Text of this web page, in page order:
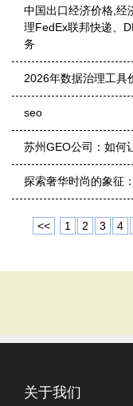
中国出口经济价格,经
理FedEx联邦快递、
务
2026年数据治理工具
seo
苏州GEO公司：如何
探索奢华时尚的象征
<< 1 2 3 4
关于我们